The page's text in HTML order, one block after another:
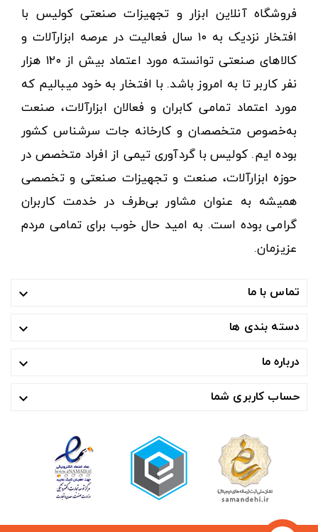
فروشگاه آنلاین ابزار و تجهیزات صنعتی کولیس با
افتخار نزدیک به ۱۰ سال فعالیت در عرصه ابزارآلات و
کالاهای صنعتی توانسته مورد اعتماد بیش از ۱۲۰ هزار
نفر کاربر تا به امروز باشد. با افتخار به خود میبالیم که
مورد اعتماد تمامی کابران و فعالان ابزارآلات، صنعت
به‌خصوص متخصصان و کارخانه جات سرشناس کشور
بوده ایم. کولیس با گردآوری تیمی از افراد متخصص در
حوزه ابزارآلات، صنعت و تجهیزات صنعتی و تخصصی
همیشه به عنوان مشاور بی‌طرف در خدمت کاربران
گرامی بوده است. به امید حال خوب برای تمامی مردم
عزیزمان.
تماس با ما 
دسته بندی ها 
درباره ما 
حساب کاربری شما 